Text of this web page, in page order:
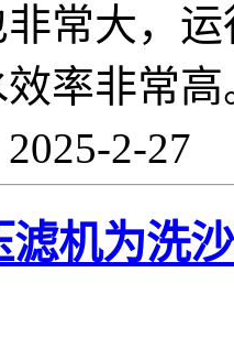
非常大，
率非常高
2-27
滤机为洗